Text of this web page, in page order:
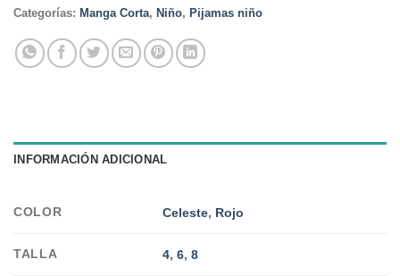
Categorías: Manga Corta, Niño, Pijamas niño
INFORMACIÓN ADICIONAL
COLOR Celeste, Rojo
TALLA 4,6,8